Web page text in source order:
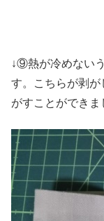
↓⑨熱が冷めない
す。こちらが剥が
がすことができま